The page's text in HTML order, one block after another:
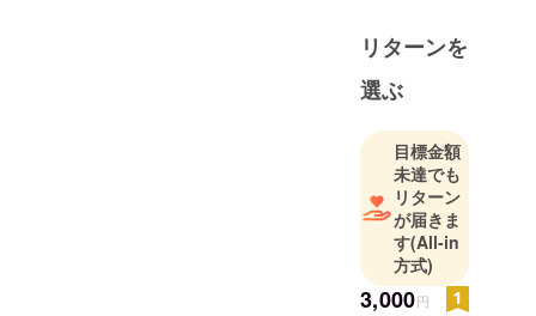
リターンを
選ぶ
目標金額
未達でも
リターン
が届きま
す(All-in
方式)
3,000円